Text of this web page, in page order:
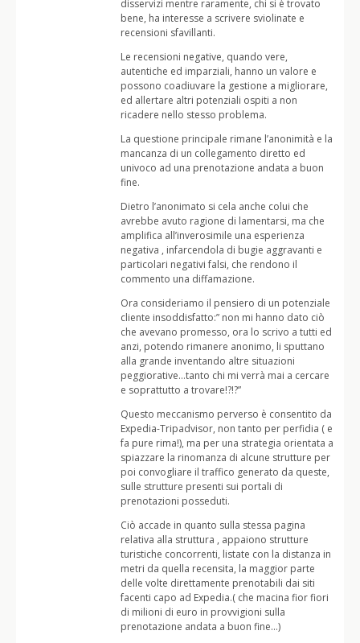
disservizi mentre raramente, chi si è trovato
bene, ha interesse a scrivere sviolinate e
recensioni sfavillanti.
Le recensioni negative, quando vere,
autentiche ed imparziali, hanno un valore e
possono coadiuvare la gestione a migliorare,
ed allertare altri potenziali ospiti a non
ricadere nello stesso problema.
La questione principale rimane l’anonimità e la
mancanza di un collegamento diretto ed
univoco ad una prenotazione andata a buon
fine.
Dietro l’anonimato si cela anche colui che
avrebbe avuto ragione di lamentarsi, ma che
amplifica all’inverosimile una esperienza
negativa , infarcendola di bugie aggravanti e
particolari negativi falsi, che rendono il
commento una diffamazione.
Ora consideriamo il pensiero di un potenziale
cliente insoddisfatto:” non mi hanno dato ciò
che avevano promesso, ora lo scrivo a tutti ed
anzi, potendo rimanere anonimo, li sputtano
alla grande inventando altre situazioni
peggiorative…tanto chi mi verrà mai a cercare
e soprattutto a trovare!?!?”
Questo meccanismo perverso è consentito da
Expedia-Tripadvisor, non tanto per perfidia ( e
fa pure rima!), ma per una strategia orientata a
spiazzare la rinomanza di alcune strutture per
poi convogliare il traffico generato da queste,
sulle strutture presenti sui portali di
prenotazioni posseduti.
Ciò accade in quanto sulla stessa pagina
relativa alla struttura , appaiono strutture
turistiche concorrenti, listate con la distanza in
metri da quella recensita, la maggior parte
delle volte direttamente prenotabili dai siti
facenti capo ad Expedia.( che macina fior fiori
di milioni di euro in provvigioni sulla
prenotazione andata a buon fine…)